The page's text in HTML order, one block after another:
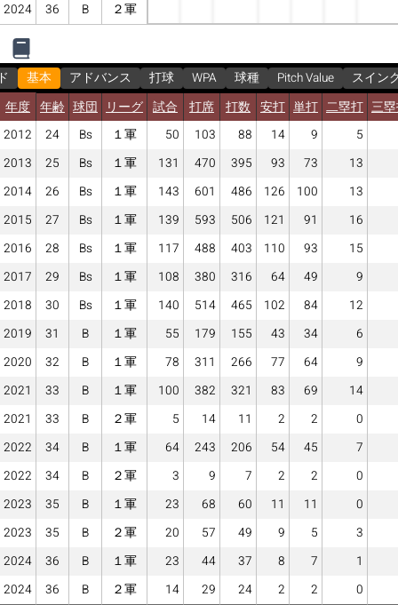
2024
36 B ２軍
基本 アドバンス 打球 WPA 球種 Pitch Value
スイン
年度 年齢 球団 リーグ 試合 打席 打数 安打 単打 二塁打 三
2012
24 Bs １軍 50 103 88 14 9
5
2013
25 Bs １軍 131 470 395 93 73
13
2014
26 Bs １軍 143 601 486 126 100
13
2015
27 Bs １軍 139 593 506 121 91
16
2016
28 Bs １軍 117 488 403 110 93
15
2017
29 Bs １軍 108 380 316 64 49
9
2018
30 Bs １軍 140 514 465 102 84
12
2019
31 B １軍 55 179 155 43 34
6
2020
32 B １軍 78 311 266 77 64
9
2021
33 B １軍 100 382 321 83 69
14
2021
33 B ２軍 5 14 11 2 2
0
2022
34 B １軍 64 243 206 54 45
7
2022
34 B ２軍 3 9 7 2 2
0
2023
35 B １軍 23 68 60 11 11
0
2023
35 B ２軍 20 57 49 9 5
3
2024
36 B １軍 23 44 37 8 7
1
2024
36 B ２軍 14 29 24 2 2
0